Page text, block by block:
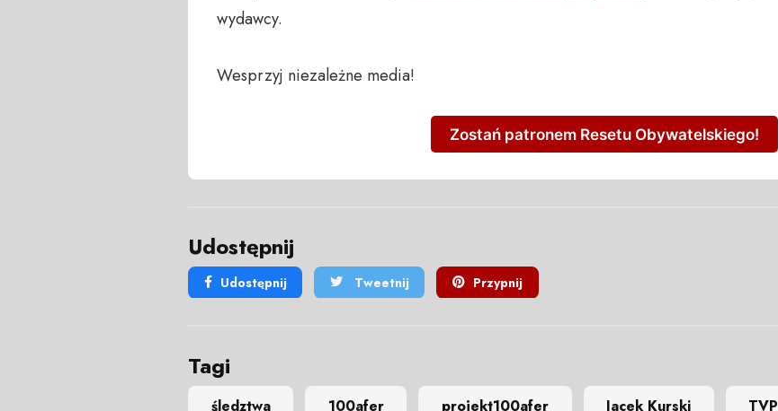
wydawcy.
Wesprzyj niezależne media!
Zostań patronem Resetu Obywatelskiego!
Udostępnij
Udostępnij Tweetnij Przypnij
Tagi
śledztwa 100afer projekt100afer Jacek Kurski TVP